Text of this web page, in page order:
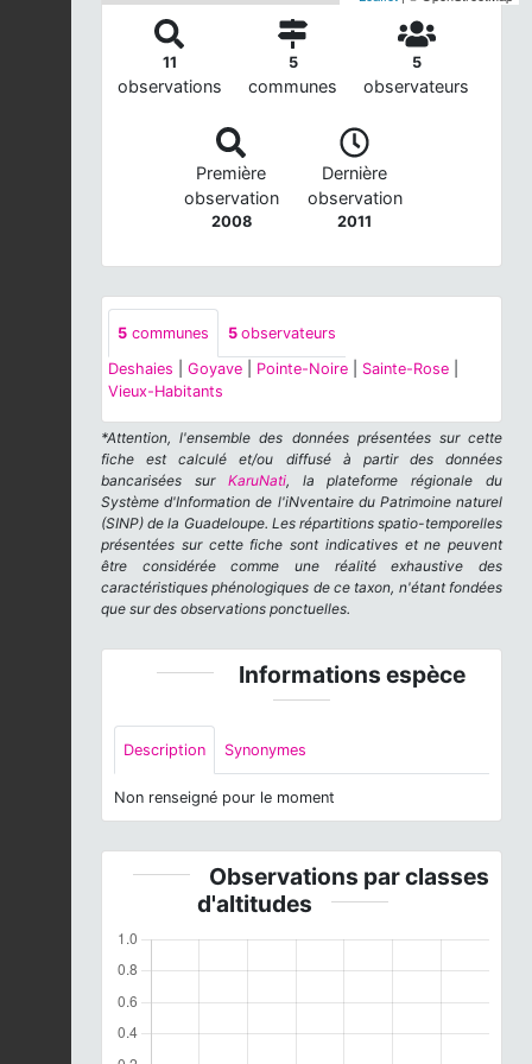
11
observations
5
communes
5
observateurs
Première
observation
2008
Dernière
observation
2011
5 communes 5 observateurs
Deshaies
Goyave Pointe-Noire Sainte-Rose
Vieux-Habitants
*Attention, l'ensemble des données présentées sur cette
fiche est calculé et/ou diffusé à partir des données
bancarisées sur KaruNati, la plateforme régionale du
Système d'Information de l'iNventaire du Patrimoine naturel
(SINP) de la Guadeloupe. Les répartitions spatio-temporelles
présentées sur cette fiche sont indicatives et ne peuvent
être considérée comme une réalité exhaustive des
caractéristiques phénologiques de ce taxon, n'étant fondées
que sur des observations ponctuelles.
Informations espèce
Description Synonymes
Non renseigné pour le moment
Observations par classes
d'altitudes